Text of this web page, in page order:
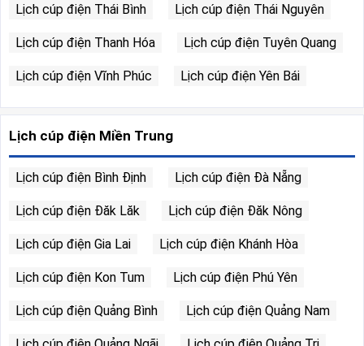
Lịch cúp điện Thái Bình Lịch cúp điện Thái Nguyên
Lịch cúp điện Thanh Hóa Lịch cúp điện Tuyên Quang
Lịch cúp điện Vĩnh Phúc Lịch cúp điện Yên Bái
Lịch cúp điện Miền Trung
Lịch cúp điện Bình Định Lịch cúp điện Đà Nẵng
Lịch cúp điện Đăk Lăk Lịch cúp điện Đăk Nông
Lịch cúp điện Gia Lai Lịch cúp điện Khánh Hòa
Lịch cúp điện Kon Tum Lịch cúp điện Phú Yên
Lịch cúp điện Quảng Bình Lịch cúp điện Quảng Nam